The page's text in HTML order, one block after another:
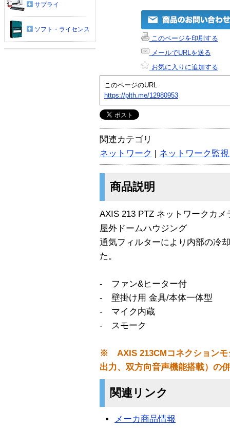
このページを印刷する
メールでURLを送る
お気に入りに追加する
このページのURL
https://plth.me/12980953
関連カテゴリ
ネットワーク | ネットワーク監
商品説明
AXIS 213 PTZ ネットワークカメ
屋外ドームハウジング
通気フィルターにより内部の冷
た。
- ファン&ヒーター付
- 壁掛け用 金具/本体一体型
- マイク内蔵
- スモーク
※ AXIS 213CMコネクションモ
出力、双方向音声機能搭載）の
関連リンク
メーカ商品情報
サプライ
ソフト・ライセンス